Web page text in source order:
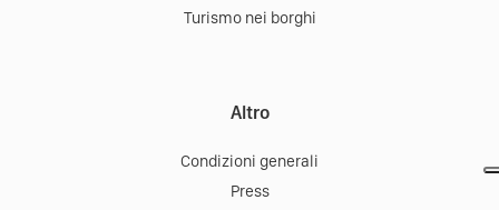
Turismo nei borghi
Altro
Condizioni generali
Press